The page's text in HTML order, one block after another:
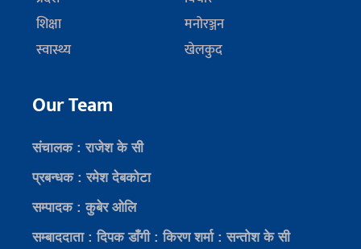
शिक्षा
स्वास्थ्य
मनोरञ्जन
खेलकुद
Our Team
संचालक : राजेश के सी
प्रबन्धक : रमेश देबकोटा
सम्पादक : कुबेर ओलि
सम्बाददाता : दिपक डाँगी : किरण शर्मा : सन्तोश के सी